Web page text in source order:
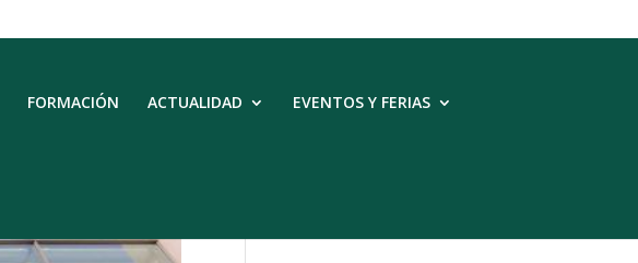
FORMACIÓN ACTUALIDAD EVENTOS Y FERIAS